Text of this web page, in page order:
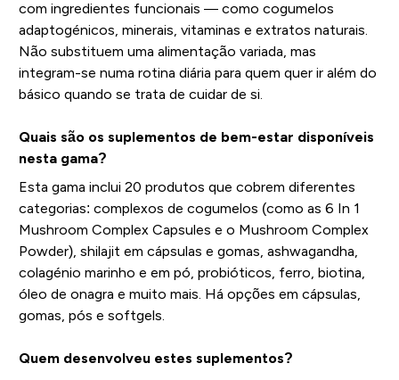
com ingredientes funcionais — como cogumelos
adaptogénicos, minerais, vitaminas e extratos naturais.
Não substituem uma alimentação variada, mas
integram-se numa rotina diária para quem quer ir além do
básico quando se trata de cuidar de si.
Quais são os suplementos de bem-estar disponíveis
nesta gama?
Esta gama inclui 20 produtos que cobrem diferentes
categorias: complexos de cogumelos (como as 6 In 1
Mushroom Complex Capsules e o Mushroom Complex
Powder), shilajit em cápsulas e gomas, ashwagandha,
colagénio marinho e em pó, probióticos, ferro, biotina,
óleo de onagra e muito mais. Há opções em cápsulas,
gomas, pós e softgels.
Quem desenvolveu estes suplementos?